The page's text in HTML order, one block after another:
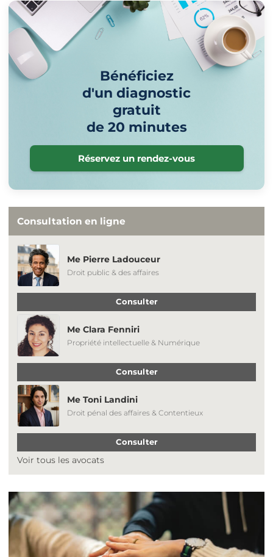
Bénéficiez
d'un diagnostic
gratuit
de 20 minutes
Réservez un rendez-vous
Consultation en ligne
Me Pierre Ladouceur
Droit public & des affaires
Consulter
Me Clara Fenniri
Propriété intellectuelle & Numérique
Consulter
Me Toni Landini
Droit pénal des affaires & Contentieux
Consulter
Voir tous les avocats